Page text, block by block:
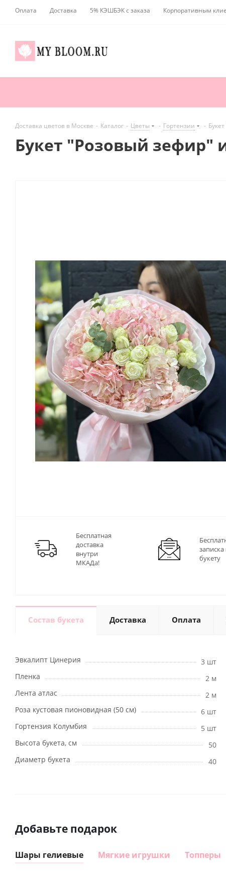
Оплата Доставка 5% КЭШБЭК с заказа Корпоративным
Доставка цветов в Москве - Каталог - Цветы - Гортензии -
Букет "Розовый зефир"
Бесплатная
доставка
внутри
МКАДа!
записка
букету
Состав букета Доставка Оплата
Эвкалипт Цинерия
3 шт
Пленка
2 м
Лента атлас
2 м
Роза кустовая пионовидная (50 см)
6 шт
Гортензия Колумбия
5 шт
Высота букета, см
50
Диаметр букета
40
Добавьте подарок
Шары гелиевые Мягкие игрушки Топперы